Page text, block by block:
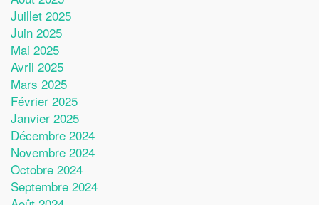
Juillet 2025
Juin 2025
Mai 2025
Avril 2025
Mars 2025
Février 2025
Janvier 2025
Décembre 2024
Novembre 2024
Octobre 2024
Septembre 2024